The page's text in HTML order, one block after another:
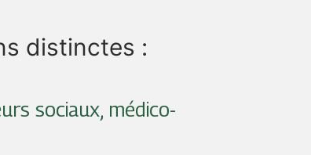
distinctes :
sociaux, médico-